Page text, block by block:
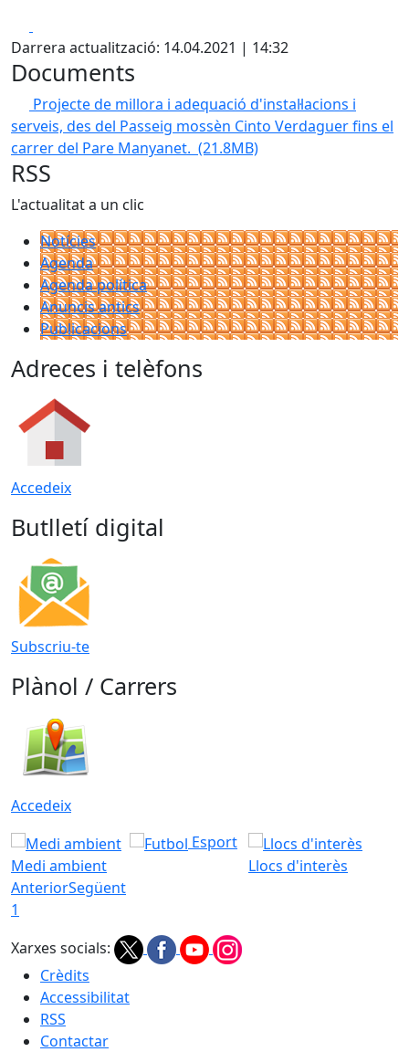
Darrera actualització: 14.04.2021 | 14:32
Documents
Projecte de millora i adequació d'instal·lacions i
serveis, des del Passeig mossèn Cinto Verdaguer fins el
carrer del Pare Manyanet. (21.8MB)
RSS
L'actualitat a un clic
Notícies
Agenda
Agenda política
Anuncis antics
Publicacions
Adreces i telèfons
Accedeix
Butlletí digital
Subscriu-te
Plànol / Carrers
Accedeix
Medi ambient
Esport
Llocs d'interès
AnteriorSegüent
1
Xarxes socials:
Crèdits
Accessibilitat
RSS
Contactar